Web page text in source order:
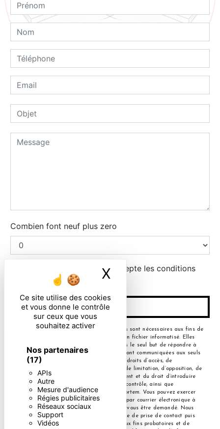
Ce site utilise des cookies
et vous donne le contrôle
sur ceux que vous
souhaitez activer
Nos partenaires
(17)
APIs
Autre
Mesure d'audience
Régies publicitaires
Réseaux sociaux
Support
Vidéos
X Masquer le
Combien font neuf plus zero
En cochant cette case, j'accepte les conditions
particulières ci-dessous **
ENVOYER
** Les données personnelles communiquées sont nécessaires aux fins de
vous contacter et sont enregistrées dans un fichier informatisé. Elles
sont destinées à et ses sous-traitants dans le seul but de répondre à
votre message. Les données collectées seront communiquées aux seuls
destinataires suivants: . Vous disposez de droits d’accès, de
rectification, d’effacement, de portabilité, de limitation, d’opposition, de
retrait de votre consentement à tout moment et du droit d’introduire
une réclamation auprès d’une autorité de contrôle, ainsi que
d’organiser le sort de vos données post-mortem. Vous pouvez exercer
ces droits par voie postale à l'adresse ou par courrier électronique à
l'adresse . Un justificatif d'identité pourra vous être demandé. Nous
conservons vos données pendant la période de prise de contact puis
pendant la durée de prescription légale aux fins probatoires et de